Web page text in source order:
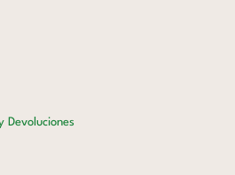
Devoluciones